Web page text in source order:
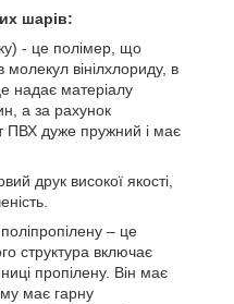
шарів:
- це полімер, що
молекул вінілхлориду, в
надає матеріалу
а за рахунок
ПВХ дуже пружний і має
друк високої якості,
– це
структура включає
пропілену. Він має
має гарну